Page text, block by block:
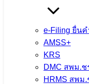
e-Filing ยื่นค
AMSS+
KRS
DMC สพม.ช
HRMS สพม.
สพม.เชียงราย
จำนวนผู้ชม: 15